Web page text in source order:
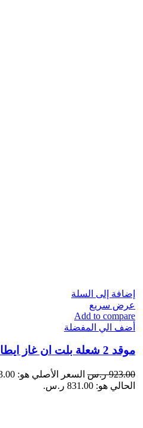
إضافة إلى السلة
عرض سريع
Add to compare
أضف الي المفضلة
موقد 2 شعلة​ بلت ان غاز ايطالي 30 سم من البا
923.00 ر.س السعر الأصلي هو: 923.00 ر.س.
الحالي هو: 831.00 ر.س.